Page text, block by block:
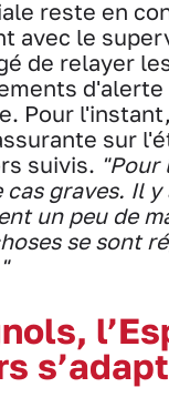
reste en
avec le
de relayer
d'alerte
Pour
sur
suivis. "Pour
cas graves. Il y
un peu de
se sont